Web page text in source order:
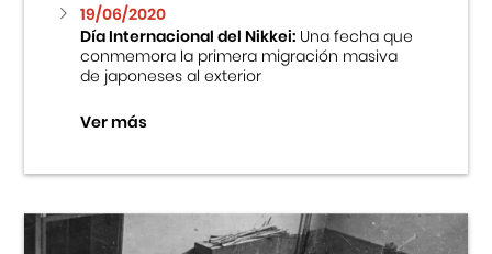
19/06/2020
Día Internacional del Nikkei:Una fecha que
conmemora la primera migración masiva
de japoneses al exterior
Ver más